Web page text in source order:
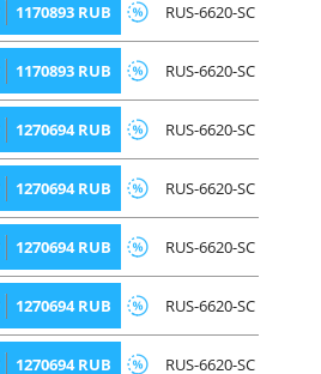
1170893 RUB RUS-6620-SC
1170893 RUB RUS-6620-SC
1270694 RUB RUS-6620-SC
1270694 RUB RUS-6620-SC
1270694 RUB RUS-6620-SC
1270694 RUB RUS-6620-SC
1270694 RUB RUS-6620-SC